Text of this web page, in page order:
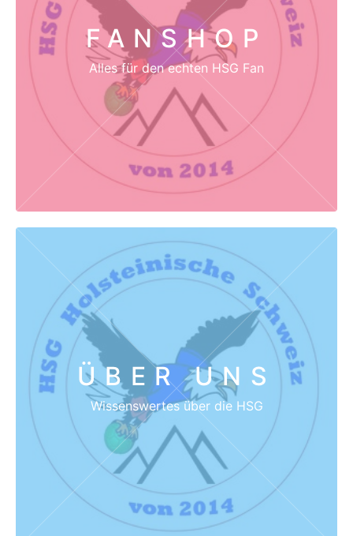
FANSHOP
Alles für den echten HSG Fan
ÜBER UNS
Wissenswertes über die HSG